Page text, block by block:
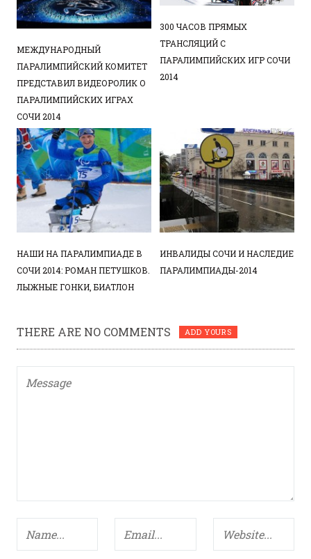
МЕЖДУНАРОДНЫЙ
ПАРАЛИМПИЙСКИЙ КОМИТЕТ
ПРЕДСТАВИЛ ВИДЕОРОЛИК О
ПАРАЛИМПИЙСКИХ ИГРАХ
СОЧИ 2014
300 ЧАСОВ ПРЯМЫХ
ТРАНСЛЯЦИЙ С
ПАРАЛИМПИЙСКИХ ИГР СОЧИ
2014
НАШИ НА ПАРАЛИМПИАДЕ В
СОЧИ 2014: РОМАН ПЕТУШКОВ.
ЛЫЖНЫЕ ГОНКИ, БИАТЛОН
ИНВАЛИДЫ СОЧИ И НАСЛЕДИЕ
ПАРАЛИМПИАДЫ-2014
THERE ARE NO COMMENTS ADD YOURS